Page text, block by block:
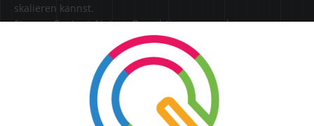
skalieren kannst.
Steuere Content, Nutzer, Berechtigungen und
Erweiterungen zentral in einer Lösung.